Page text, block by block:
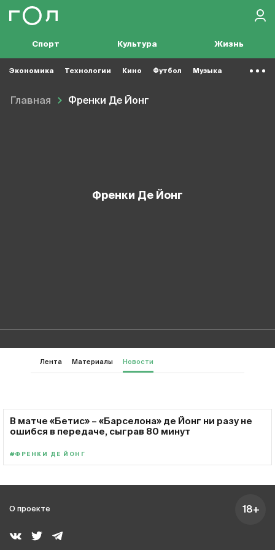
Спорт Культура Жизнь
Экономика Технологии Кино Футбол Музыка
Главная Френки Де Йонг
Френки Де Йонг
Лента Материалы Новости
В матче «Бетис» – «Барселона» де Йонг ни разу не
ошибся в передаче, сыграв 80 минут
#ФРЕНКИ ДЕ ЙОНГ
О проекте 18+